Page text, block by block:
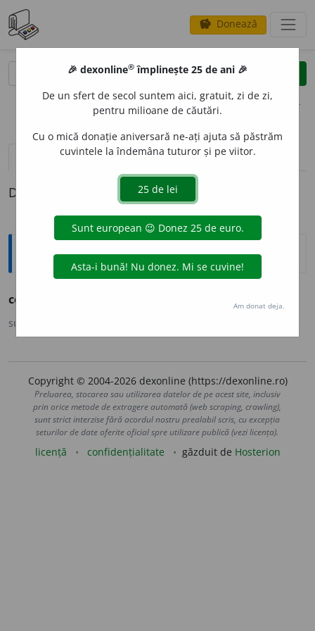
savings Donează
clear
opțiuni
definiții (1) pronunțievolume_up (45)
Definiția cu ID-ul 711585:
Arhaisme și regionalisme
cov
sursa:
Copyright © 2004-2026 dexonline (https://dexonline.ro)
Preluarea, stocarea sau utilizarea datelor de pe acest site, inclusiv
prin orice metode de extragere automată (web scraping, crawling),
sunt strict interzise fără acordul nostru prealabil scris, cu excepția
seturilor de date oferite oficial spre utilizare publică (vezi licența).
licență confidențialitate găzduit de Hosterion
🎉 dexonline® împlinește 25 de ani 🎉
De un sfert de secol suntem aici, gratuit, zi de zi,
pentru milioane de căutări.
Cu o mică donație aniversară ne-ați ajuta să păstrăm
cuvintele la îndemâna tuturor și pe viitor.
Am donat deja.